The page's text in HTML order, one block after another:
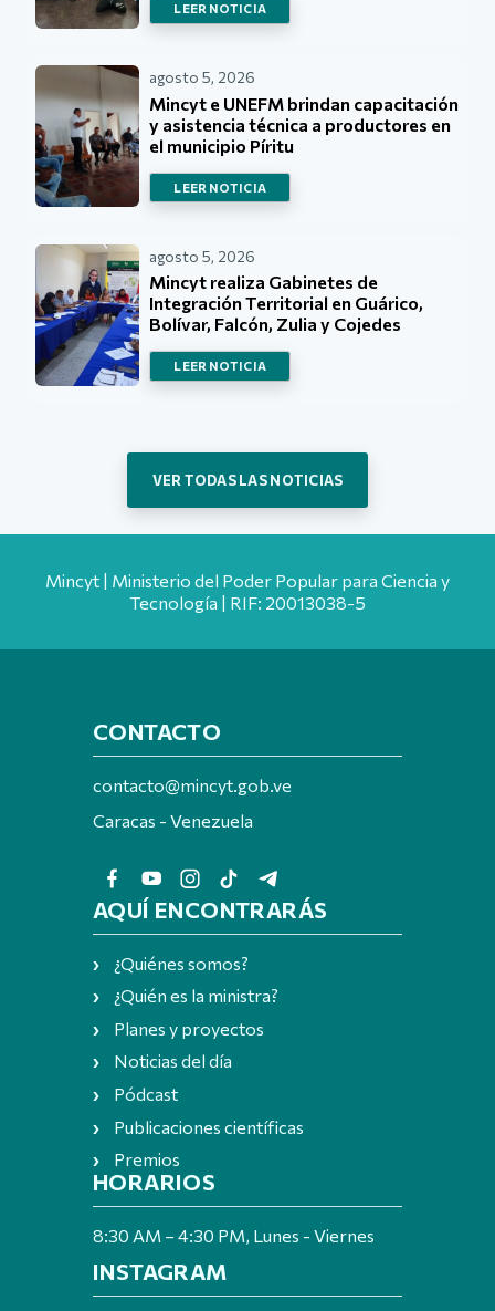
LEER NOTICIA
agosto 5, 2026
Mincyt e UNEFM brindan capacitación
y asistencia técnica a productores en
el municipio Píritu
LEER NOTICIA
agosto 5, 2026
Mincyt realiza Gabinetes de
Integración Territorial en Guárico,
Bolívar, Falcón, Zulia y Cojedes
LEER NOTICIA
VER TODAS LAS NOTICIAS
Mincyt | Ministerio del Poder Popular para Ciencia y
Tecnología | RIF: 20013038-5
CONTACTO
contacto@mincyt.gob.ve
Caracas - Venezuela
AQUÍ ENCONTRARÁS
¿Quiénes somos?
¿Quién es la ministra?
Planes y proyectos
Noticias del día
Pódcast
Publicaciones científicas
Premios
HORARIOS
8:30 AM – 4:30 PM, Lunes - Viernes
INSTAGRAM